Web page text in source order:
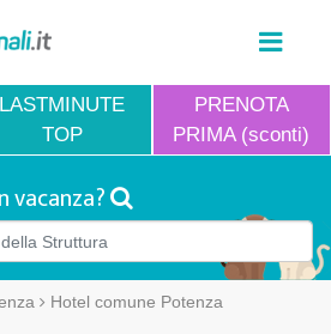
LASTMINUTE
TOP
PRENOTA
PRIMA (sconti)
vacanza?
Hotel comune Potenza